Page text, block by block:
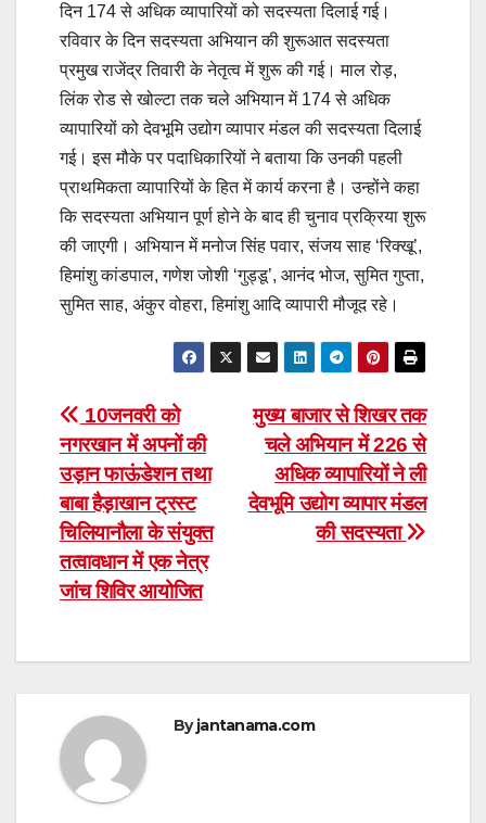
दिन 174 से अधिक व्यापारियों को सदस्यता दिलाई गई।
रविवार के दिन सदस्यता अभियान की शुरूआत सदस्यता
प्रमुख राजेंद्र तिवारी के नेतृत्व में शुरू की गई। माल रोड़,
लिंक रोड से खोल्टा तक चले अभियान में 174 से अधिक
व्यापारियों को देवभूमि उद्योग व्यापार मंडल की सदस्यता दिलाई
गई। इस मौके पर पदाधिकारियों ने बताया कि उनकी पहली
प्राथमिकता व्यापारियों के हित में कार्य करना है। उन्होंने कहा
कि सदस्यता अभियान पूर्ण होने के बाद ही चुनाव प्रक्रिया शुरू
की जाएगी। अभियान में मनोज सिंह पवार, संजय साह ‘रिक्खू’,
हिमांशु कांडपाल, गणेश जोशी ‘गुड्डू’, आनंद भोज, सुमित गुप्ता,
सुमित साह, अंकुर वोहरा, हिमांशु आदि व्यापारी मौजूद रहे।
Post
navigation
मुख्य बाजार से शिखर तक
चले अभियान में 226 से
अधिक व्यापारियों ने ली
देवभूमि उद्योग व्यापार मंडल
की सदस्यता
10जनवरी को
नगरखान में अपनों की
उड़ान फाऊंडेशन तथा
बाबा हैड़ाखान ट्रस्ट
चिलियानौला के संयुक्त
तत्वावधान में एक नेत्र
जांच शिविर आयोजित
Byjantanama.com